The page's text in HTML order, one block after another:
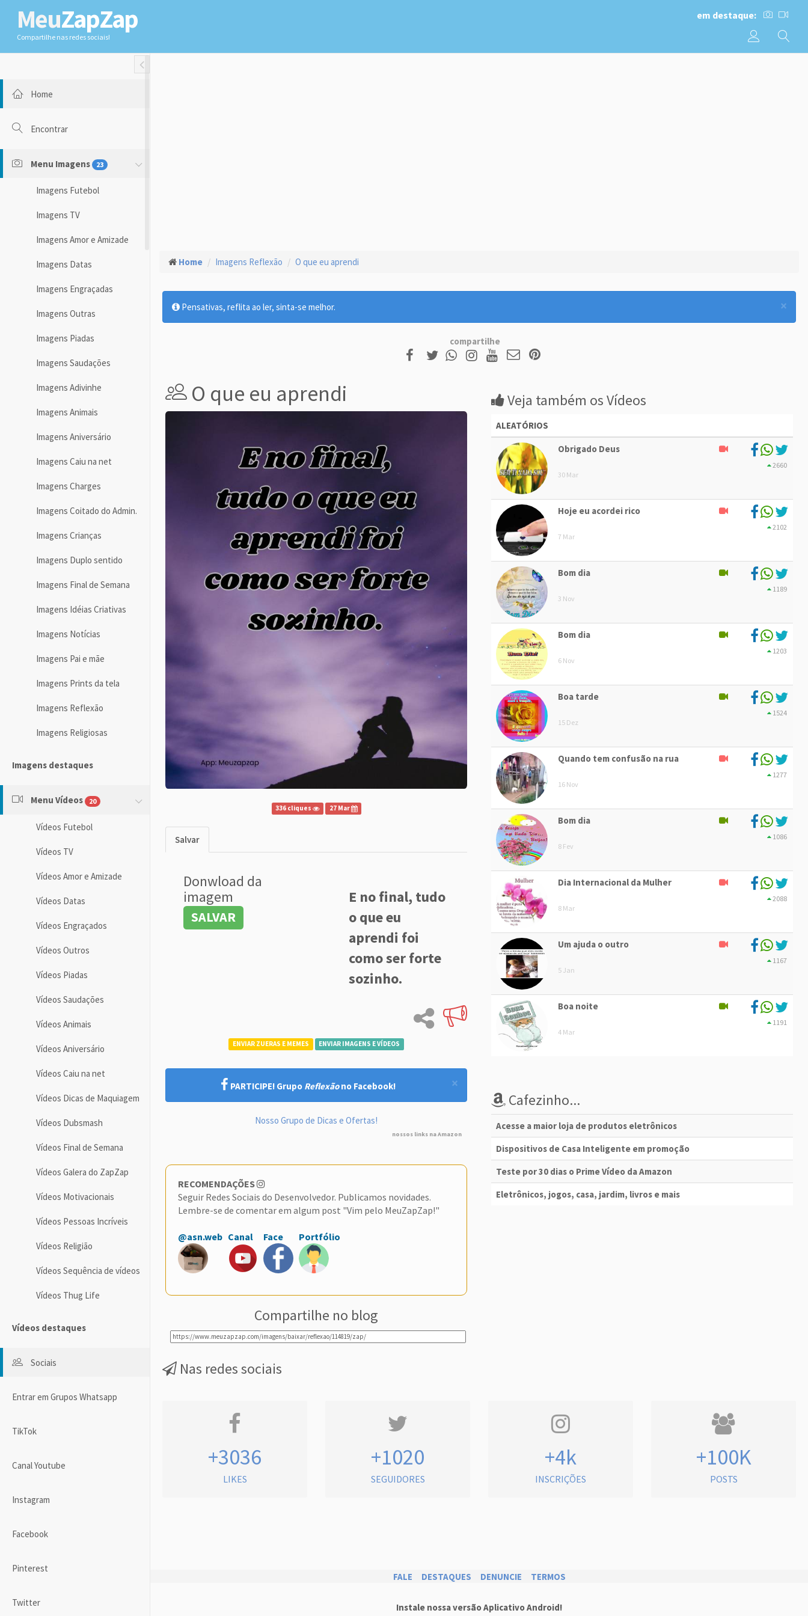
MeuZapZap
Compartilhe nas redes sociais!
em destaque:
Toggle Fullwidth
Home
Encontrar
Menu Imagens 23
Imagens Futebol
Imagens TV
Imagens Amor e Amizade
Imagens Datas
Imagens Engraçadas
Imagens Outras
Imagens Piadas
Imagens Saudações
Imagens Adivinhe
Imagens Animais
Imagens Aniversário
Imagens Caiu na net
Imagens Charges
Imagens Coitado do Admin.
Imagens Crianças
Imagens Duplo sentido
Imagens Final de Semana
Imagens Idéias Criativas
Imagens Notícias
Imagens Pai e mãe
Imagens Prints da tela
Imagens Reflexão
Imagens Religiosas
Imagens destaques
Menu Vídeos 20
Vídeos Futebol
Vídeos TV
Vídeos Amor e Amizade
Vídeos Datas
Vídeos Engraçados
Vídeos Outros
Vídeos Piadas
Vídeos Saudações
Vídeos Animais
Vídeos Aniversário
Vídeos Caiu na net
Vídeos Dicas de Maquiagem
Vídeos Dubsmash
Vídeos Final de Semana
Vídeos Galera do ZapZap
Vídeos Motivacionais
Vídeos Pessoas Incríveis
Vídeos Religião
Vídeos Sequência de vídeos
Vídeos Thug Life
Vídeos destaques
Sociais
Entrar em Grupos Whatsapp
TikTok
Canal Youtube
Instagram
Facebook
Pinterest
Twitter
Home Imagens Reflexão O que eu aprendi
×
Pensativas, reflita ao ler, sinta-se melhor.
compartilhe
O que eu aprendi
336 cliques 27 Mar
Salvar
Donwload da
imagem
SALVAR
E no final, tudo
o que eu
aprendi foi
como ser forte
sozinho.
ENVIAR ZUERAS E MEMES ENVIAR IMAGENS E VÍDEOS
×
PARTICIPE! Grupo Reflexãono Facebook!
Nosso Grupo de Dicas e Ofertas!
nossos links na Amazon
RECOMENDAÇÕES
Seguir Redes Sociais do Desenvolvedor. Publicamos novidades.
Lembre-se de comentar em algum post "Vim pelo MeuZapZap!"
@asn.web Canal Face Portfólio
Compartilhe no blog
Veja também os Vídeos
ALEATÓRIOS
Obrigado Deus
30 Mar
2660
Hoje eu acordei rico
7 Mar
2102
Bom dia
3 Nov
1189
Bom dia
6 Nov
1203
Boa tarde
15 Dez
1524
Quando tem confusão na rua
16 Nov
1277
Bom dia
8 Fev
1086
Dia Internacional da Mulher
8 Mar
2088
Um ajuda o outro
5 Jan
1167
Boa noite
4 Mar
1191
Cafezinho...
Acesse a maior loja de produtos eletrônicos
Dispositivos de Casa Inteligente em promoção
Teste por 30 dias o Prime Vídeo da Amazon
Eletrônicos, jogos, casa, jardim, livros e mais
Nas redes sociais
+3036
LIKES
+1020
SEGUIDORES
+4k
INSCRIÇÕES
+100K
POSTS
FALE DESTAQUES DENUNCIE TERMOS
Instale nossa versão Aplicativo Android!